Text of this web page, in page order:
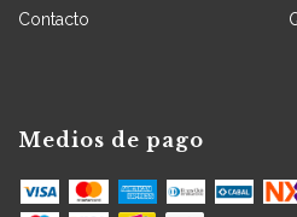
Contacto
Medios de pago